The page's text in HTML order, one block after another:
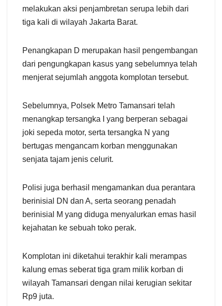
melakukan aksi penjambretan serupa lebih dari
tiga kali di wilayah Jakarta Barat.
Penangkapan D merupakan hasil pengembangan
dari pengungkapan kasus yang sebelumnya telah
menjerat sejumlah anggota komplotan tersebut.
Sebelumnya, Polsek Metro Tamansari telah
menangkap tersangka I yang berperan sebagai
joki sepeda motor, serta tersangka N yang
bertugas mengancam korban menggunakan
senjata tajam jenis celurit.
Polisi juga berhasil mengamankan dua perantara
berinisial DN dan A, serta seorang penadah
berinisial M yang diduga menyalurkan emas hasil
kejahatan ke sebuah toko perak.
Komplotan ini diketahui terakhir kali merampas
kalung emas seberat tiga gram milik korban di
wilayah Tamansari dengan nilai kerugian sekitar
Rp9 juta.